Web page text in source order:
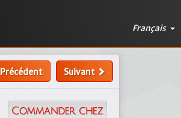
Français
Précédent Suivant